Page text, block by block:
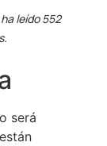
leído 552
será